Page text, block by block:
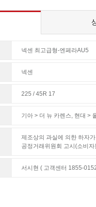
넥센 최고급형-엔페라AU5
넥센
225 / 45R 17
기아 > 더 뉴 카렌스, 현대 >
제조상의 과실에 의한 하자
공정거래위원회 고시(소비
서시현 ( 고객센터 1855-